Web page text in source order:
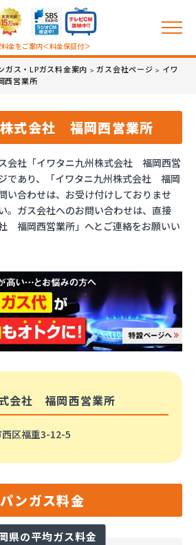
金をご案内＜料金保証付＞
ガス・LPガス料金案内 >ガス会社ページ > イワ
西営業所
式会社 福岡西営業所
会社「イワタニ九州株式会社 福岡西営
であり、「イワタニ九州株式会社 福岡
い合わせは、お受け付けしておりませ
。ガス会社へのお問い合わせは、直接
福岡西営業所」へとご連絡をお願いい
会社 福岡西営業所
西区福重3-12-5
ンガス料金
県の平均ガス料金